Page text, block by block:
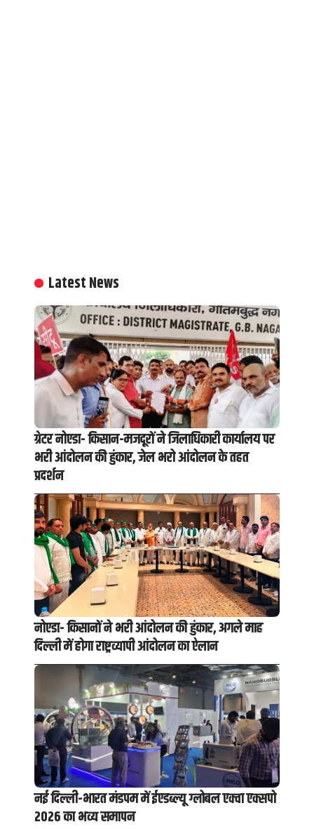
Latest News
ग्रेटर नोएडा- किसान-मजदूरों ने जिलाधिकारी कार्यालय पर
भरी आंदोलन की हुंकार, जेल भरो आंदोलन के तहत
प्रदर्शन
नोएडा- किसानों ने भरी आंदोलन की हुंकार, अगले माह
दिल्ली में होगा राष्ट्रव्यापी आंदोलन का ऐलान
नई दिल्ली-भारत मंडपम में ईएडब्ल्यू ग्लोबल एक्वा एक्सपो
2026 का भव्य समापन